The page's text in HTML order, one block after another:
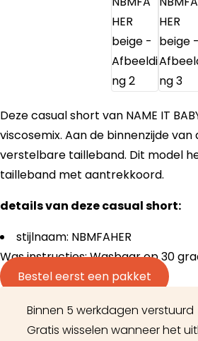
Deze casual short van NAME IT
viscosemix. Aan de binnenzijde
verstelbare tailleband. Dit model
tailleband met aantrekkoord.
details van deze casual short:
stijlnaam: NBMFAHER
Was instructies: Wasbaar op 30
Bestel eerst een pakket
Binnen 5 werkdagen verstuurd
Gratis wisselen wanneer het